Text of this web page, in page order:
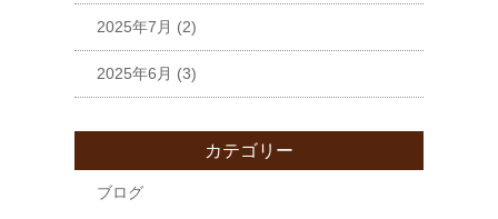
2025年7月 (2)
2025年6月 (3)
カテゴリー
ブログ